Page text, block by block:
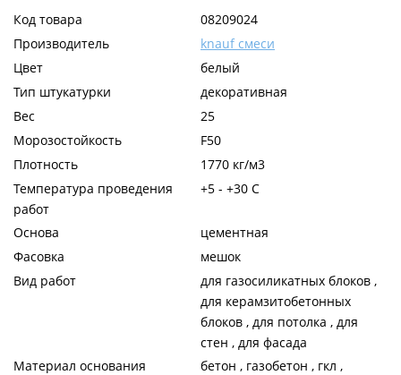
Код товара
08209024
Производитель
knauf смеси
Цвет
белый
Тип штукатурки
декоративная
Вес
25
Морозостойкость
F50
Плотность
1770 кг/м3
Температура проведения
работ
+5 - +30 C
Основа
цементная
Фасовка
мешок
Вид работ
для газосиликатных блоков ,
для керамзитобетонных
блоков , для потолка , для
стен , для фасада
Материал основания
бетон , газобетон , гкл ,